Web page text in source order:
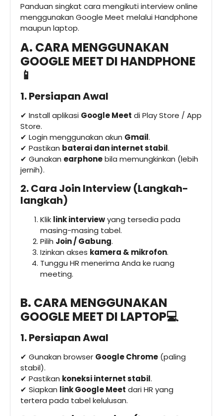
Panduan singkat cara mengikuti interview online
menggunakan Google Meet melalui Handphone
maupun laptop.
A. CARA MENGGUNAKAN
GOOGLE MEET DI HANDPHONE
📱
1. Persiapan Awal
✔ Install aplikasi Google Meet di Play Store / App
Store.
✔ Login menggunakan akun Gmail.
✔ Pastikan baterai dan internet stabil.
✔ Gunakan earphonebila memungkinkan (lebih
jernih).
2. Cara Join Interview (Langkah-
langkah)
Klik link interviewyang tersedia pada
masing-masing tabel.
Pilih Join / Gabung.
Izinkan akses kamera & mikrofon.
Tunggu HR menerima Anda ke ruang
meeting.
B. CARA MENGGUNAKAN
GOOGLE MEET DI LAPTOP💻
1. Persiapan Awal
✔ Gunakan browser Google Chrome (paling
stabil).
✔ Pastikan koneksi internet stabil.
✔ Siapkan link Google Meet dari HR yang
tertera pada tabel kelulusan.